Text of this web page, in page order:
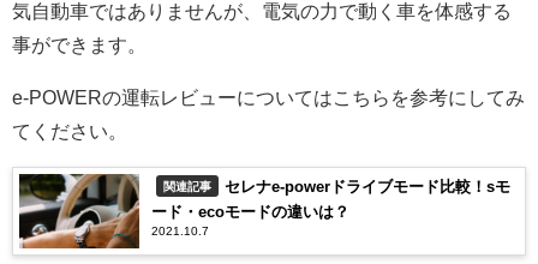
気自動車ではありませんが、電気の力で動く車を体感する
事ができます。
e-POWERの運転レビューについてはこちらを参考にしてみ
てください。
関連記事
セレナe-powerドライブモード比較！sモ
ード・ecoモードの違いは？
2021.10.7